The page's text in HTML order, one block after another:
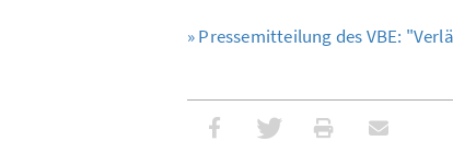
» Pressemitteilung des VBE: